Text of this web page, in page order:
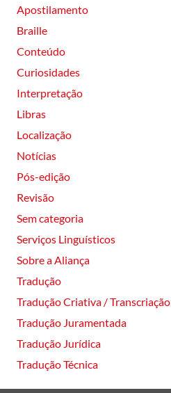
Apostilamento
Braille
Conteúdo
Curiosidades
Interpretação
Libras
Localização
Notícias
Pós-edição
Revisão
Sem categoria
Serviços Linguísticos
Sobre a Aliança
Tradução
Tradução Criativa / Transcriação
Tradução Juramentada
Tradução Jurídica
Tradução Técnica